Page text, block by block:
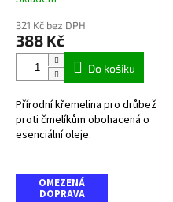
321 Kč bez DPH
388 Kč
Do košíku
Přírodní křemelina pro drůbež
proti čmelíkům obohacená o
esenciální oleje.
OMEZENÁ
DOPRAVA